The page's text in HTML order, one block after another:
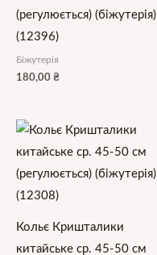
(регулюється) (біжутерія)
(12396)
Біжутерія
180,00 ₴
Кольє Кришталики
китайське ср. 45-50 см